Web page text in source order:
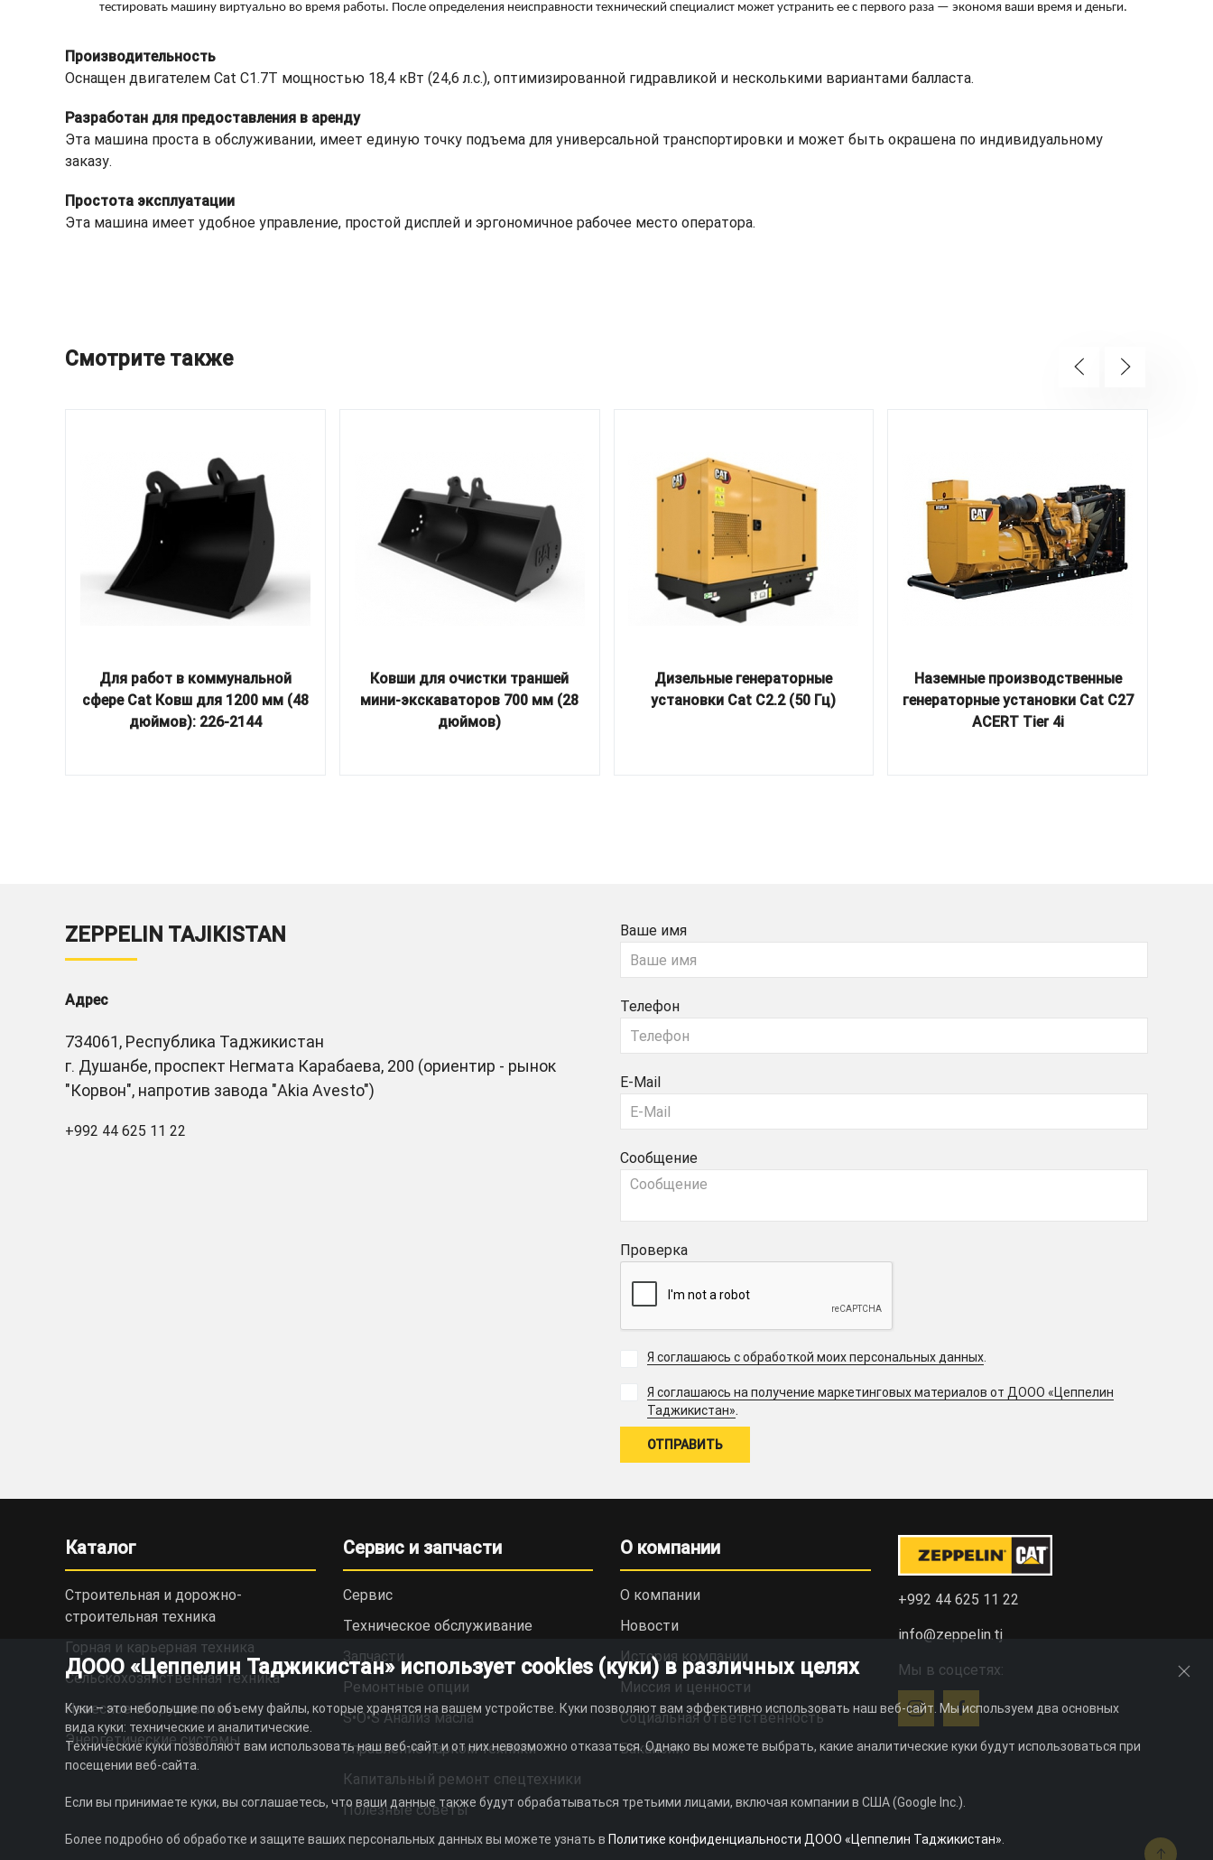
тестировать машину виртуально во время работы. После определения неисправности технический специалист может устранить ее с первого раза — экономя ваши время и деньги.
Производительность
Оснащен двигателем Cat C1.7T мощностью 18,4 кВт (24,6 л.с.), оптимизированной гидравликой и несколькими вариантами балласта.
Разработан для предоставления в аренду
Эта машина проста в обслуживании, имеет единую точку подъема для универсальной транспортировки и может быть окрашена по индивидуальному
заказу.
Простота эксплуатации
Эта машина имеет удобное управление, простой дисплей и эргономичное рабочее место оператора.
Смотрите также
Для работ в коммунальной
сфере Cat Ковш для 1200 мм (48
дюймов): 226-2144
Ковши для очистки траншей
мини-экскаваторов 700 мм (28
дюймов)
Дизельные генераторные
установки Cat C2.2 (50 Гц)
Наземные производственные
генераторные установки Cat C27
ACERT Tier 4i
ZEPPELIN TAJIKISTAN
Адрес
734061, Республика Таджикистан
г. Душанбе, проспект Негмата Карабаева, 200 (ориентир - рынок
"Корвон", напротив завода "Akia Avesto")
+992 44 625 11 22
Ваше имя
Телефон
E-Mail
Сообщение
Проверка
Я соглашаюсь с обработкой моих персональных данных
Я соглашаюсь на получение маркетинговых материалов от ДООО «Цеппелин
Таджикистан».
Каталог
Строительная и дорожно-
cтроительная техника
Горная и карьерная техника
Сельскохозяйственная техника
Навесное оборудование
Энергетические системы
Сервис и запчасти
Сервис
Техническое обслуживание
Запчасти
Ремонтные опции
S•O•S Анализ масла
Управление парком техники
Капитальный ремонт спецтехники
Полезные советы
О компании
О компании
Новости
История компании
Миссия и ценности
Социальная ответственность
Вакансии
+992 44 625 11 22
info@zeppelin.tj
Мы в соцсетях:
ДООО «Цеппелин Таджикистан» использует cookies (куки) в различных целях
Куки – это небольшие по объему файлы, которые хранятся на вашем устройстве. Куки позволяют вам эффективно использовать наш веб-сайт. Мы используем два основных
вида куки: технические и аналитические.
Технические куки позволяют вам использовать наш веб-сайт и от них невозможно отказаться. Однако вы можете выбрать, какие аналитические куки будут использоваться при
посещении веб-сайта.
Если вы принимаете куки, вы соглашаетесь, что ваши данные также будут обрабатываться третьими лицами, включая компании в США (Google Inc.).
Более подробно об обработке и защите ваших персональных данных вы можете узнать в Политике конфиденциальности ДООО «Цеппелин Таджикистан»